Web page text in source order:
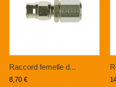
Raccord femelle d...
8,70 €